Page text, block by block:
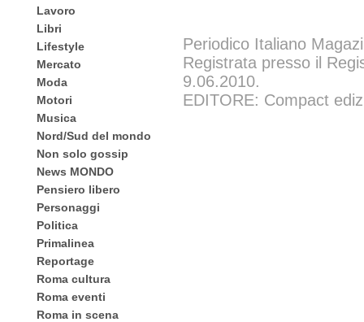
Lavoro
Libri
Lifestyle
Mercato
Moda
Motori
Musica
Nord/Sud del mondo
Non solo gossip
News MONDO
Pensiero libero
Personaggi
Politica
Primalinea
Reportage
Roma cultura
Roma eventi
Roma in scena
Periodico Italiano
Registrata presso il
9.06.2010.
EDITORE: Compact